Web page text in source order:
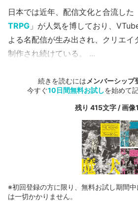
日本では近年、配信文化と合流した
TRPG 」が人気を博しており、
よる名配信が生み出され、クリエイ
制作され続けている。 ...
続きを読むにはメンバーシップ
今すぐ10日間無料お試しを始めて
残り 415文字 / 画像
※初回登録の方に限り、無料お試し期間
は一切かかりません。